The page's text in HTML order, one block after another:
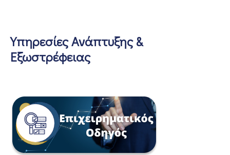
Υπηρεσίες Ανάπτυξης &
Εξωστρέφειας